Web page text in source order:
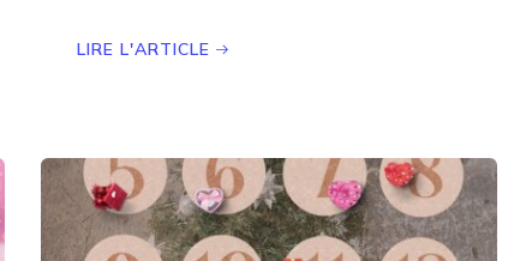
LIRE L'ARTICLE